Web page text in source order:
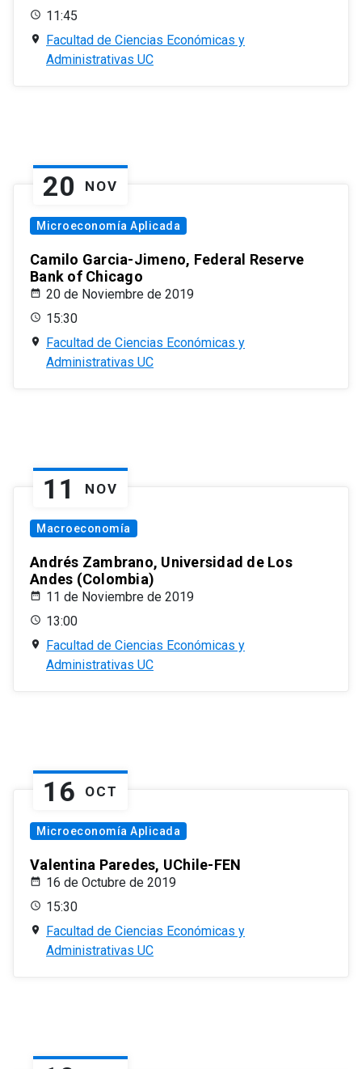
11:45
Facultad de Ciencias Económicas y
Administrativas UC
20 NOV
Microeconomía Aplicada
Camilo Garcia-Jimeno, Federal Reserve
Bank of Chicago
20 de Noviembre de 2019
15:30
Facultad de Ciencias Económicas y
Administrativas UC
11 NOV
Macroeconomía
Andrés Zambrano, Universidad de Los
Andes (Colombia)
11 de Noviembre de 2019
13:00
Facultad de Ciencias Económicas y
Administrativas UC
16 OCT
Microeconomía Aplicada
Valentina Paredes, UChile-FEN
16 de Octubre de 2019
15:30
Facultad de Ciencias Económicas y
Administrativas UC